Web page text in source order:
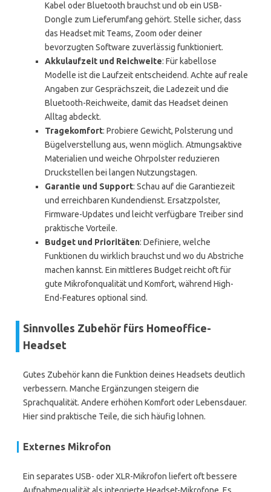
Kabel oder Bluetooth brauchst und ob ein USB-
Dongle zum Lieferumfang gehört. Stelle sicher, dass
das Headset mit Teams, Zoom oder deiner
bevorzugten Software zuverlässig funktioniert.
Akkulaufzeit und Reichweite: Für kabellose
Modelle ist die Laufzeit entscheidend. Achte auf reale
Angaben zur Gesprächszeit, die Ladezeit und die
Bluetooth-Reichweite, damit das Headset deinen
Alltag abdeckt.
Tragekomfort: Probiere Gewicht, Polsterung und
Bügelverstellung aus, wenn möglich. Atmungsaktive
Materialien und weiche Ohrpolster reduzieren
Druckstellen bei langen Nutzungstagen.
Garantie und Support: Schau auf die Garantiezeit
und erreichbaren Kundendienst. Ersatzpolster,
Firmware-Updates und leicht verfügbare Treiber sind
praktische Vorteile.
Budget und Prioritäten: Definiere, welche
Funktionen du wirklich brauchst und wo du Abstriche
machen kannst. Ein mittleres Budget reicht oft für
gute Mikrofonqualität und Komfort, während High-
End-Features optional sind.
Sinnvolles Zubehör fürs Homeoffice-
Headset
Gutes Zubehör kann die Funktion deines Headsets deutlich
verbessern. Manche Ergänzungen steigern die
Sprachqualität. Andere erhöhen Komfort oder Lebensdauer.
Hier sind praktische Teile, die sich häufig lohnen.
Externes Mikrofon
Ein separates USB- oder XLR-Mikrofon liefert oft bessere